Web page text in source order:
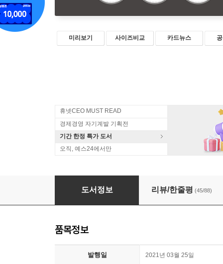
미리보기 사이즈비교 카드뉴스
휴넷CEO MUST READ
경제경영 자기계발 기획전
기간 한정 특가 도서
오직, 예스24에서만
아들아, 돈 공부해야 한다
도서정보 리뷰/한줄평 (45/88)
품목정보
발행일 2021년 03월 25일